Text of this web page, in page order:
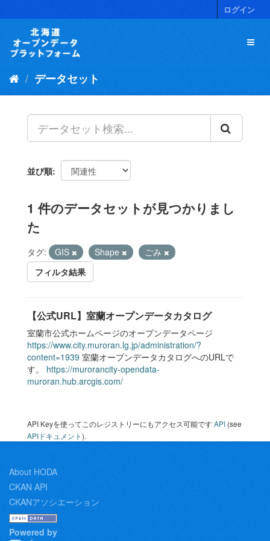
キ
ログイン
データセット
並び順
1 件のデータセットが見つかりまし
た
タグ: GIS Shape
ごみ
フィルタ結果
【公式URL】室蘭オープンデータカタログ
室蘭市公式ホームページのオープンデータページ
https://www.city.muroran.lg.jp/administration/?
content=1939 室蘭オープンデータカタログへのURLで
す。 https://murorancity-opendata-
muroran.hub.arcgis.com/
API Keyを使ってこのレジストリーにもアクセス可能ですAPI (see
APIドキュメント).
About HODA
CKAN API
CKANアソシエーション
Powered by